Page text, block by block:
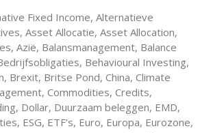
Fixed Income, Alternatieve
Asset Allocatie, Asset Allocation,
Azië, Balansmanagement, Balance
Behavioural Investing,
Brexit, Britse Pond, China, Climate
Commodities, Credits,
Dollar, Duurzaam beleggen, EMD,
ESG, ETF’s, Euro, Europa, Eurozone,